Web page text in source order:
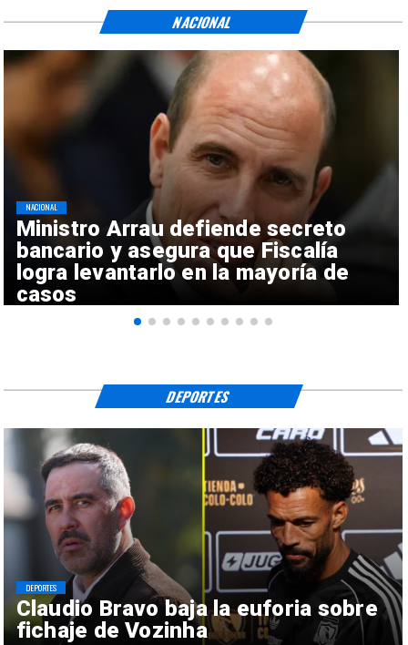
Ministro Arrau defiende secreto
bancario y asegura que Fiscalía
logra levantarlo en la mayoría de
casos
NACIONAL
NACIONAL
Claudio Bravo baja la euforia sobre
fichaje de Vozinha
DEPORTES
DEPORTES